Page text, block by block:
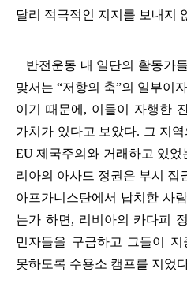
달리 적극적인 지지를 보내지
반전운동 내 일단의 활동가
맞서는 “저항의 축”의 일부이자
이기 때문에 , 이들이 자행한
가치가 있다고 보았다. 그 지
EU제국주의와 거래하고 있었
리아의 아사드 정권은 부시 집
아프가니스탄에서 납치한 사
는가 하면 , 리비아의 카다피
민자들을 구금하고 그들이 지
못하도록 수용소 캠프를 지었